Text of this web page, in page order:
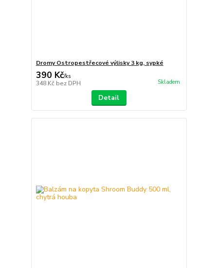
Dromy Ostropestřecové výlisky 3 kg, sypké
390 Kč/ks
348 Kč bez DPH Skladem
Detail